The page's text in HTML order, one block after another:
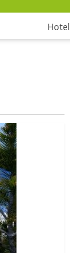
Hotel